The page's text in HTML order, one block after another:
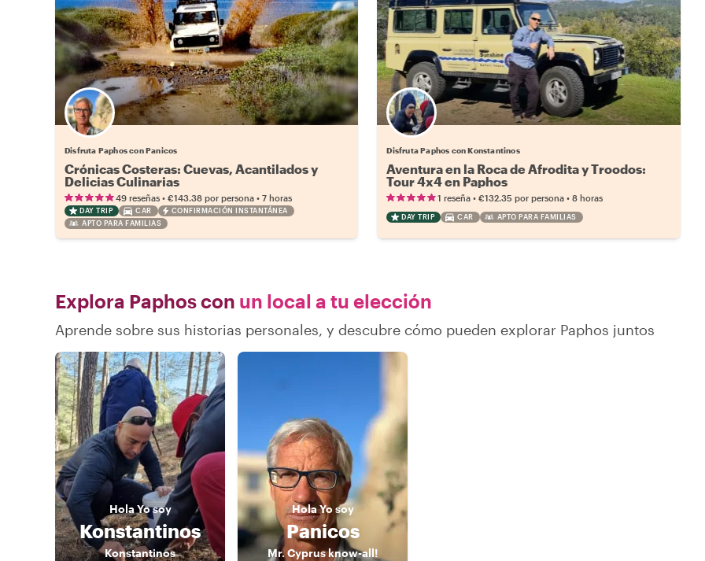
Disfruta Paphos con Panicos
Crónicas Costeras: Cuevas, Acantilados y
Delicias Culinarias
49 reseñas • €143.38 por persona • 7 horas
DAY TRIP CAR
CONFIRMACIÓN INSTANTÁNEA
APTO PARA FAMILIAS
Disfruta Paphos con Konstantinos
Aventura en la Roca de Afrodita y Troodos:
Tour 4x4 en Paphos
1 reseña •€132.35 por persona •8 horas
DAY TRIP CAR APTO PARA FAMILIAS
Explora Paphos con un local a tu elección
Aprende sobre sus historias personales, y descubre cómo pueden explorar Paphos juntos
Hola Yo soy
Konstantinos
Konstantinos
HolaYo soy
Panicos
Mr. Cyprus know-all!